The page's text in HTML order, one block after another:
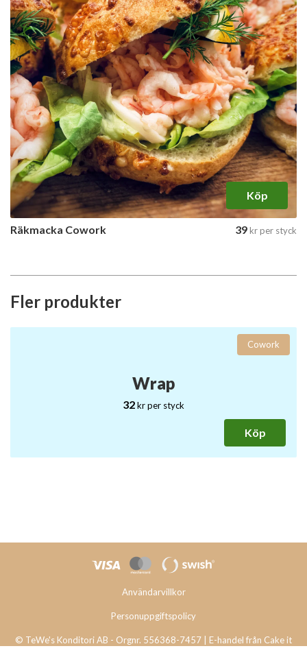
Köp
Räkmacka Cowork 39krper styck
Fler produkter
Wrap
32krper styck
Cowork
Köp
2 tillgängliga varianter
Användarvillkor
Personuppgiftspolicy
© TeWe's Konditori AB - Orgnr. 556368-7457 | E-handel från Cake it